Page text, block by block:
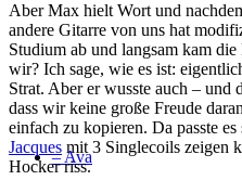
– Ava
Aber Max hielt Wort und
andere Gitarre von uns hat
Studium ab und langsam kam
wir? Ich sage, wie es ist:
Strat. Aber er wusste auch – und
dass wir keine große Freude
einfach zu kopieren. Da passte
Jacques mit 3 Singlecoils zeigen
Hocker riss.